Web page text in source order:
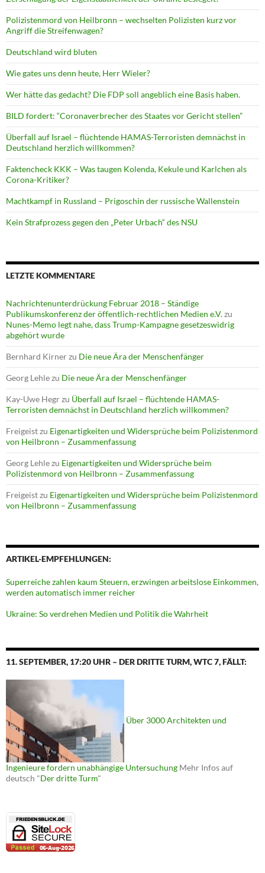
Polizistenmord von Heilbronn – wechselten Polizisten kurz vor
Angriff die Streifenwagen?
Deutschland wird bluten
Wie gates uns denn heute, Herr Wieler?
Wer hätte das gedacht? Die FDP soll angeblich eine Basis haben.
BILD fordert: “Coronaverbrecher des Staates vor Gericht stellen”
Überfall auf Israel – flüchtende HAMAS-Terroristen demnächst in
Deutschland herzlich willkommen?
Faktencheck KKK – Was taugen Kolenda, Kekule und Karlchen als
Corona-Kritiker?
Machtkampf in Russland – Prigoschin der russische Wallenstein
Kein Strafprozess gegen den „Peter Urbach“ des NSU
LETZTE KOMMENTARE
Nachrichtenunterdrückung Februar 2018 – Ständige
Publikumskonferenz der öffentlich-rechtlichen Medien e.V.zu
Nunes-Memo legt nahe, dass Trump-Kampagne gesetzeswidrig
abgehört wurde
Bernhard Kirnerzu Die neue Ära der Menschenfänger
Georg Lehlezu Die neue Ära der Menschenfänger
Kay-Uwe Hegrzu Überfall auf Israel – flüchtende HAMAS-
Terroristen demnächst in Deutschland herzlich willkommen?
Freigeistzu Eigenartigkeiten und Widersprüche beim Polizistenmord
von Heilbronn – Zusammenfassung
Georg Lehlezu Eigenartigkeiten und Widersprüche beim
Polizistenmord von Heilbronn – Zusammenfassung
Freigeistzu Eigenartigkeiten und Widersprüche beim Polizistenmord
von Heilbronn – Zusammenfassung
ARTIKEL-EMPFEHLUNGEN:
Superreiche zahlen kaum Steuern, erzwingen arbeitslose Einkommen,
werden automatisch immer reicher
Ukraine: So verdrehen Medien und Politik die Wahrheit
11. SEPTEMBER, 17:20 UHR – DER DRITTE TURM, WTC 7, FÄLLT:
Über 3000 Architekten und
Ingenieure fordern unabhängige Untersuchung Mehr Infos auf
deutsch "Der dritte Turm"